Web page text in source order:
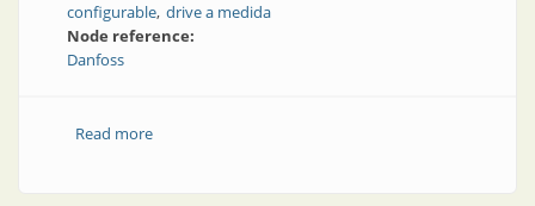
configurable drive a medida
Node reference:
Danfoss
Read moreabout Variadores de velocidad MT: modulares,